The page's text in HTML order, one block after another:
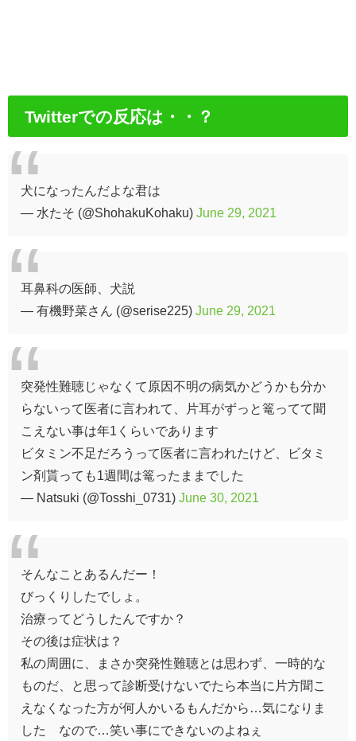
Twitterでの反応は・・？
犬になったんだよな君は
— 水たそ (@ShohakuKohaku) June 29, 2021
耳鼻科の医師、犬説
— 有機野菜さん (@serise225) June 29, 2021
突発性難聴じゃなくて原因不明の病気かどうかも分か
らないって医者に言われて、片耳がずっと篭ってて聞
こえない事は年1くらいであります
ビタミン不足だろうって医者に言われたけど、ビタミ
ン剤貰っても1週間は篭ったままでした
— Natsuki (@Tosshi_0731) June 30, 2021
そんなことあるんだー！
びっくりしたでしょ。
治療ってどうしたんですか？
その後は症状は？
私の周囲に、まさか突発性難聴とは思わず、一時的な
ものだ、と思って診断受けないでたら本当に片方聞こ
えなくなった方が何人かいるもんだから…気になりま
した なので…笑い事にできないのよねぇ